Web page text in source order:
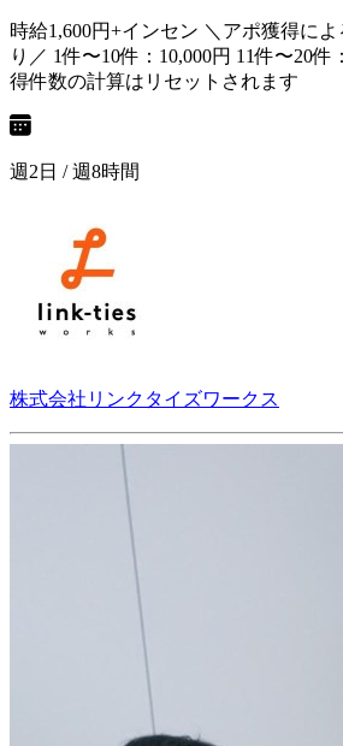
時給1,600円+インセン ＼アポ獲得に
り／ 1件〜10件：10,000円 11件〜20
得件数の計算はリセットされます
週2日 / 週8時間
株式会社リンクタイズワークス